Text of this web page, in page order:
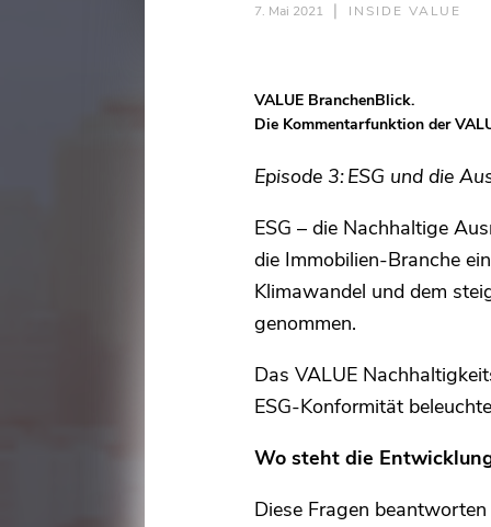
7. Mai 2021 INSIDE VALUE
VALUE BranchenBlick.
Die Kommentarfunktion der
Episode 3: ESG und die
ESG – die Nachhaltige
die Immobilien-Branche
Klimawandel und dem
genommen.
Das VALUE
ESG-Konformität
Wo steht die
Diese Fragen beantworten